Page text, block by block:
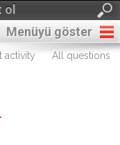
ol
Menüyü göster
activity
All questions